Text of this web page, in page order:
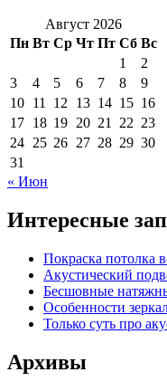
Август 2026
Пн Вт Ср Чт Пт Сб Вс
1
2
3
4 5 6 7 8
9
10 11 12 13 14 15 16
17 18 19 20 21 22 23
24 25 26 27 28 29 30
31
« Июн
Интересные
Покраска потолка
Акустический
Бесшовные
Особенности
Только суть про
Архивы